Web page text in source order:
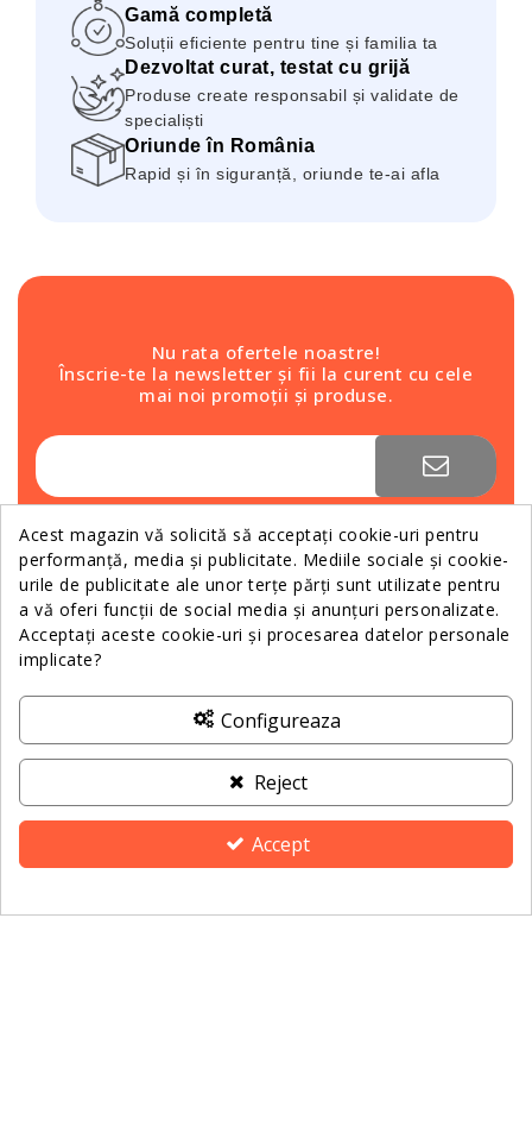
Gamă completă
Soluții eficiente pentru tine și familia ta
Dezvoltat curat, testat cu grijă
Produse create responsabil și validate de
specialiști
Oriunde în România
Rapid și în siguranță, oriunde te-ai afla
Nu rata ofertele noastre!
Înscrie-te la newsletter și fii la curent cu cele
mai noi promoții și produse.
te rugăm să folosești informațiile noastre de
contact din nota legală.
Sunt de acord cuprelucrarea datelor cu caracter
personal .
Relații Clienții
Informații
Despre Noi
Acest magazin vă solicită să acceptați cookie-uri pentru
performanță, media și publicitate. Mediile sociale și cookie-
urile de publicitate ale unor terțe părți sunt utilizate pentru
a vă oferi funcții de social media și anunțuri personalizate.
Acceptați aceste cookie-uri și procesarea datelor personale
implicate?
Configureaza
Reject
Accept